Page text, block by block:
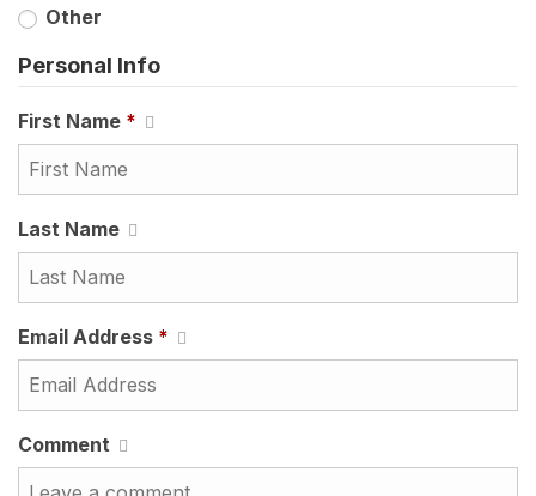
Other
Personal Info
First Name *
Last Name
Email Address *
Comment